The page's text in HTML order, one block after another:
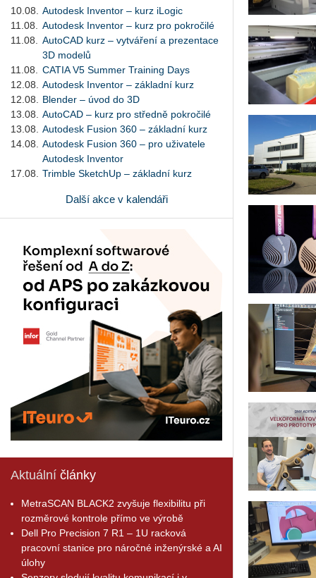
10.08.
Autodesk Inventor – kurz iLogic
11.08.
Autodesk Inventor – kurz pro pokročilé
11.08.
AutoCAD kurz – vytváření a prezentace
3D modelů
11.08.
CATIA V5 Summer Training Days
12.08.
Autodesk Inventor – základní kurz
12.08.
Blender – úvod do 3D
13.08.
AutoCAD – kurz pro středně pokročilé
13.08.
Autodesk Fusion 360 – základní kurz
14.08.
Autodesk Fusion 360 – pro uživatele
Autodesk Inventor
17.08.
Trimble SketchUp – základní kurz
Další akce v kalendáři
Aktuální články
MetraSCAN BLACK2 zvyšuje flexibilitu při
rozměrové kontrole přímo ve výrobě
Dell Pro Precision 7 R1 – 1U racková
pracovní stanice pro náročné inženýrské a AI
úlohy